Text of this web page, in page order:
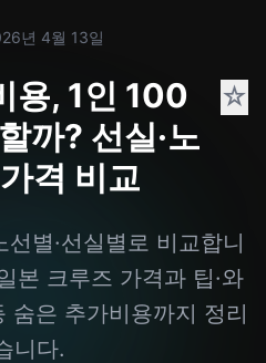
년 4월 13일
용, 1인 100
까? 선실·노
격 비교
☆
별·선실별로 비교합니
본 크루즈 가격과 팁·와
숨은 추가비용까지 정리
니다.